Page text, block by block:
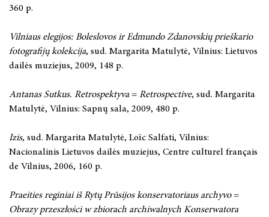
360 p.
Vilniaus elegijos: Boleslovos ir Edmundo Zdanovskių prieškario
fotografijų kolekcija, sud. Margarita Matulytė, Vilnius: Lietuvos
dailės muziejus, 2009, 148 p.
Antanas Sutkus. Retrospektyva = Retrospective, sud. Margarita
Matulytė, Vilnius: Sapnų sala, 2009, 480 p.
Izis, sud. Margarita Matulytė, Loïc Salfati, Vilnius:
Nacionalinis Lietuvos dailės muziejus, Centre culturel français
de Vilnius, 2006, 160 p.
Praeities reginiai iš Rytų Prūsijos konservatoriaus archyvo=
Obrazy przeszłości w zbiorach archiwalnych Konserwatora